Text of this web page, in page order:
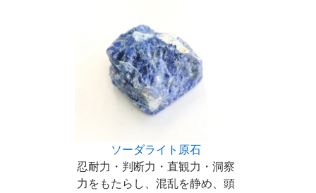
ソーダライト原石
忍耐力・判断力・直観力・洞察
力をもたらし、混乱を静め、頭